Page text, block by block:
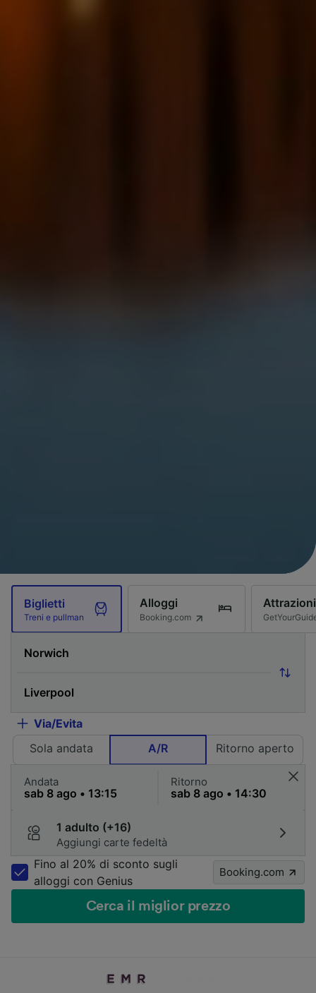
Biglietti
Treni e pullman
Alloggi
Booking.com
Attrazioni
Via/Evita
Sola andata
A/R Ritorno aperto
Andata Ritorno
1 adulto (+16)
Aggiungi carte fedeltà
Fino al 20% di sconto sugli
alloggi con Genius
Booking.com
Cerca il miglior prezzo